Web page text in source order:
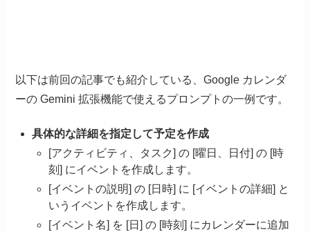
以下は前回の記事でも紹介している、Google カレンダ
ーの Gemini 拡張機能で使えるプロンプトの一例です。
具体的な詳細を指定して予定を作成
[アクティビティ、タスク] の [曜日、日付] の [時
刻] にイベントを作成します。
[イベントの説明] の [日時] に [イベントの詳細] と
いうイベントを作成します。
[イベント名] を [日] の [時刻] にカレンダーに追加